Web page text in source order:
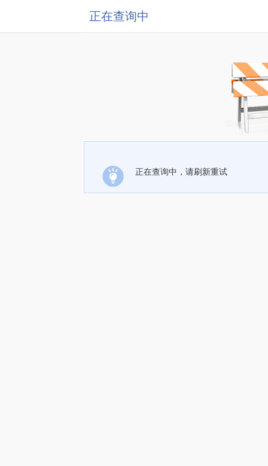
正在查询中
正在查询中，请刷新重试